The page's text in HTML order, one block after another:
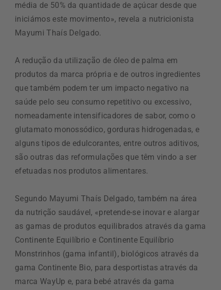
média de 50% da quantidade de açúcar desde que
iniciámos este movimento», revela a nutricionista
Mayumi Thaís Delgado.
A redução da utilização de óleo de palma em
produtos da marca própria e de outros ingredientes
que também podem ter um impacto negativo na
saúde pelo seu consumo repetitivo ou excessivo,
nomeadamente intensificadores de sabor, como o
glutamato monossódico, gorduras hidrogenadas, e
alguns tipos de edulcorantes, entre outros aditivos,
são outras das reformulações que têm vindo a ser
efetuadas nos produtos alimentares.
Segundo Mayumi Thaís Delgado, também na área
da nutrição saudável, «pretende-se inovar e alargar
as gamas de produtos equilibrados através da gama
Continente Equilíbrio e Continente Equilíbrio
Monstrinhos (gama infantil), biológicos através da
gama Continente Bio, para desportistas através da
marca WayUp e, para bebé através da gama